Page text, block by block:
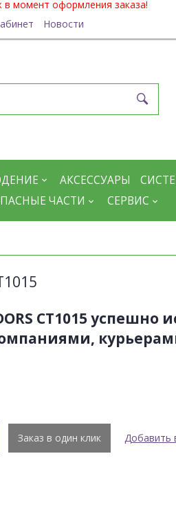
в момент оформления заказа!
Новости
АКСЕССУАРЫ
ЧАСТИ СЕРВИС
CT1015успешно
Заказ в один клик Добавить